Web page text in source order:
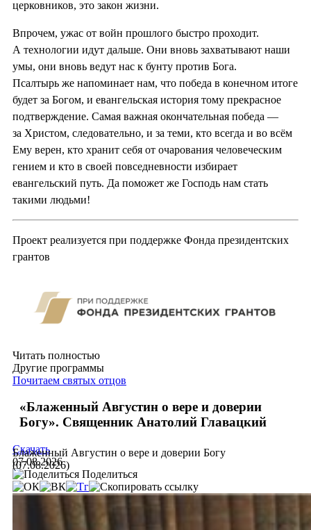
церковников, это закон жизни.
Впрочем, ужас от войн прошлого быстро проходит.
А технологии идут дальше. Они вновь захватывают наши
умы, они вновь ведут нас к бунту против Бога.
Псалтырь же напоминает нам, что победа в конечном итоге
будет за Богом, и евангельская история тому прекрасное
подтверждение. Самая важная окончательная победа —
за Христом, следовательно, и за теми, кто всегда и во всём
Ему верен, кто хранит себя от очарования человеческим
гением и кто в своей повседневности избирает
евангельский путь. Да поможет же Господь нам стать
такими людьми!
Проект реализуется при поддержке Фонда президентских
грантов
Читать полностью
Другие программы
Почитаем святых отцов
«Блаженный Августин о вере и доверии
Богу». Священник Анатолий Главацкий
Блаженный Августин о вере и доверии Богу
(07.08.2026)
Скачать
07.08.2026
Поделиться